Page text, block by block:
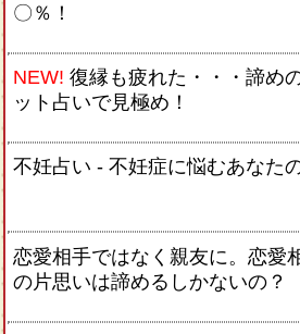
〇％！
NEW! 復縁も疲れた・・・諦め
ット占いで見極め！
不妊占い - 不妊症に悩むあなた
恋愛相手ではなく親友に。恋愛
の片思いは諦めるしかないの？